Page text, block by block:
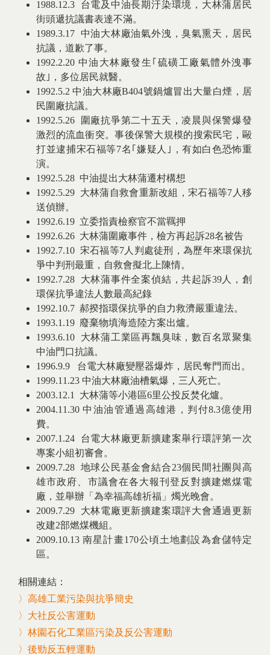
1988.12.3 台電及中油長期汙染環境，大林蒲居民
街頭遞抗議書表達不滿。
1989.3.17 中油大林廠油氣外洩，臭氣熏天，居民
抗議，道歉了事。
1992.2.20 中油大林廠發生｢硫磺工廠氣體外洩事
故｣，多位居民就醫。
1992.5.2 中油大林廠B404號鍋爐冒出大量白煙，居
民圍廠抗議。
1992.5.26 圍廠抗爭第二十五天，凌晨與保警爆發
激烈的流血衝突。事後保警大規模的搜索民宅，毆
打並逮捕宋石福等7名｢嫌疑人｣，有如白色恐怖重
演。
1992.5.28 中油提出大林蒲遷村構想
1992.5.29 大林蒲自救會重新改組，宋石福等7人移
送偵辦。
1992.6.19 立委指責檢察官不當羈押
1992.6.26 大林蒲圍廠事件，檢方再起訴28名被告
1992.7.10 宋石福等7人判處徒刑，為歷年來環保抗
爭中判刑最重，自救會擬北上陳情。
1992.7.28 大林蒲事件全案偵結，共起訴39人，創
環保抗爭違法人數最高紀錄
1992.10.7 郝揆指環保抗爭的自力救濟嚴重違法。
1993.1.19 廢棄物填海造陸方案出爐。
1993.6.10 大林蒲工業區再飄臭味，數百名眾聚集
中油門口抗議。
1996.9.9 台電大林廠變壓器爆炸，居民奪門而出。
1999.11.23 中油大林廠油槽氣爆，三人死亡。
2003.12.1 大林蒲等小港區6里公投反焚化爐。
2004.11.30 中油油管通過高雄港，判付8.3億使用
費。
2007.1.24 台電大林廠更新擴建案舉行環評第一次
專案小組初審會。
2009.7.28 地球公民基金會結合23個民間社團與高
雄市政府、市議會在各大報刊登反對擴建燃煤電
廠，並舉辦「為幸福高雄祈福」燭光晚會。
2009.7.29 大林電廠更新擴建案環評大會通過更新
改建2部燃煤機組。
2009.10.13 南星計畫170公頃土地劃設為倉儲特定
區。
相關連結：
〉高雄工業污染與抗爭簡史
〉大社反公害運動
〉林園石化工業區污染及反公害運動
〉後勁反五輕運動